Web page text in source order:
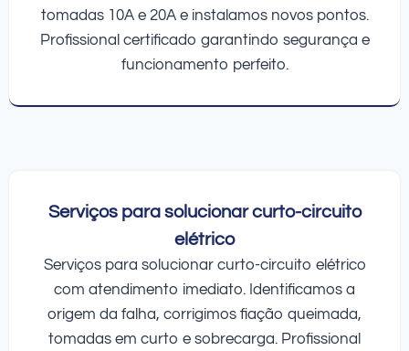
tomadas 10A e 20A e instalamos novos pontos.
Profissional certificado garantindo segurança e
funcionamento perfeito.
Serviços para solucionar curto-circuito
elétrico
Serviços para solucionar curto-circuito elétrico
com atendimento imediato. Identificamos a
origem da falha, corrigimos fiação queimada,
tomadas em curto e sobrecarga. Profissional